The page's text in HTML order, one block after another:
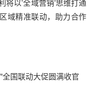
将以'全域营销’思维打通
域精准联动，助力合作
全国联动大促圆满收官